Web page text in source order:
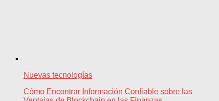
Nuevas tecnologías
Cómo Encontrar Información Confiable sobre las